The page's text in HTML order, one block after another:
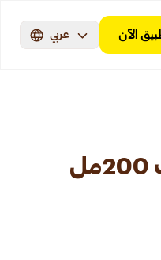
الآن عربي